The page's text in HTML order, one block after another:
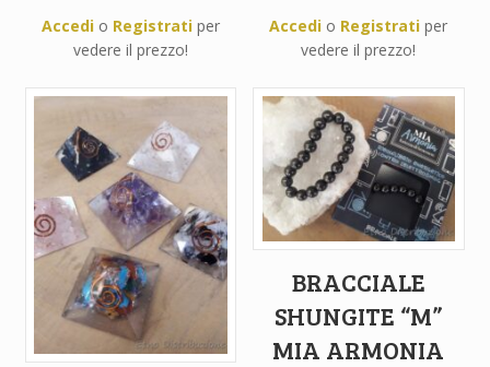
Accedio Registratiper
vedere il prezzo!
Accedi o Registrati per
vedere il prezzo!
BRACCIALE
SHUNGITE “M”
MIA ARMONIA